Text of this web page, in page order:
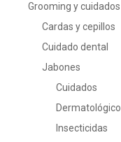
Grooming y cuidados
Cardas y cepillos
Cuidado dental
Jabones
Cuidados
Dermatológico
Insecticidas